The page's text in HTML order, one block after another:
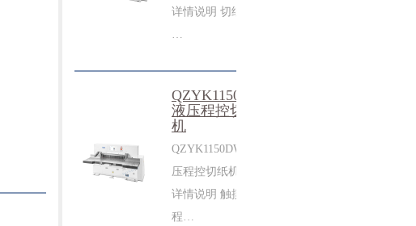
详情说明 切纸机
…
QZYK1150DW
液压程控切纸
机
QZYK1150DW 液
压程控切纸机 >>
详情说明 触摸屏
程…